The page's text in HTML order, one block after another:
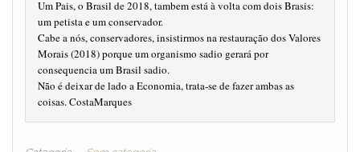
Um Pais, o Brasil de 2018, tambem está à volta com dois Brasis:
um petista e um conservador.
Cabe a nós, conservadores, insistirmos na restauração dos Valores
Morais (2018) porque um organismo sadio gerará por
consequencia um Brasil sadio.
Não é deixar de lado a Economia, trata-se de fazer ambas as
coisas. CostaMarques